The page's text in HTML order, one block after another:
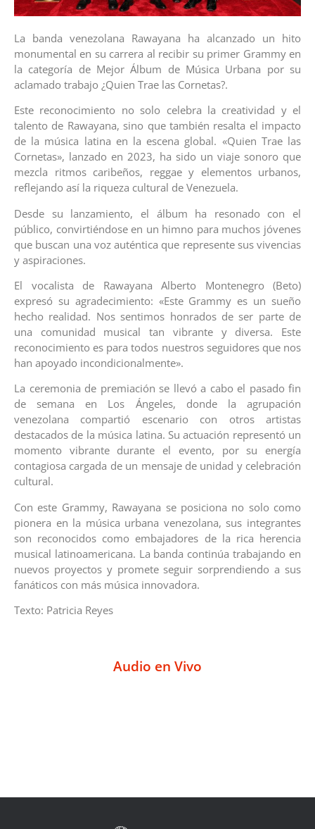
La banda venezolana Rawayana ha alcanzado un hito
monumental en su carrera al recibir su primer Grammy en
la categoría de Mejor Álbum de Música Urbana por su
aclamado trabajo ¿Quien Trae las Cornetas?.
Este reconocimiento no solo celebra la creatividad y el
talento de Rawayana, sino que también resalta el impacto
de la música latina en la escena global. «Quien Trae las
Cornetas», lanzado en 2023, ha sido un viaje sonoro que
mezcla ritmos caribeños, reggae y elementos urbanos,
reflejando así la riqueza cultural de Venezuela.
Desde su lanzamiento, el álbum ha resonado con el
público, convirtiéndose en un himno para muchos jóvenes
que buscan una voz auténtica que represente sus vivencias
y aspiraciones.
El vocalista de Rawayana Alberto Montenegro (Beto)
expresó su agradecimiento: «Este Grammy es un sueño
hecho realidad. Nos sentimos honrados de ser parte de
una comunidad musical tan vibrante y diversa. Este
reconocimiento es para todos nuestros seguidores que nos
han apoyado incondicionalmente».
La ceremonia de premiación se llevó a cabo el pasado fin
de semana en Los Ángeles, donde la agrupación
venezolana compartió escenario con otros artistas
destacados de la música latina. Su actuación representó un
momento vibrante durante el evento, por su energía
contagiosa cargada de un mensaje de unidad y celebración
cultural.
Con este Grammy, Rawayana se posiciona no solo como
pionera en la música urbana venezolana, sus integrantes
son reconocidos como embajadores de la rica herencia
musical latinoamericana. La banda continúa trabajando en
nuevos proyectos y promete seguir sorprendiendo a sus
fanáticos con más música innovadora.
Texto: Patricia Reyes
Audio en Vivo